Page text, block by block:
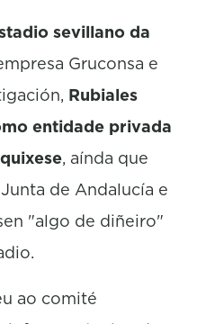
sevillano da
Gruconsa e
Rubiales
entidade privada
, aínda que
de Andalucía e
"algo de diñeiro"
ao comité